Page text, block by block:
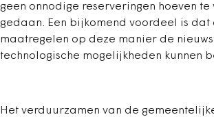
geen onnodige reserveringen hoeven te
gedaan. Een bijkomend voordeel is dat
maatregelen op deze manier de
technologische mogelijkheden kunnen
Het verduurzamen van de